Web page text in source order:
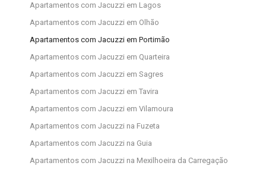
Apartamentos com Jacuzzi em Lagos
Apartamentos com Jacuzzi em Olhão
Apartamentos com Jacuzzi em Portimão
Apartamentos com Jacuzzi em Quarteira
Apartamentos com Jacuzzi em Sagres
Apartamentos com Jacuzzi em Tavira
Apartamentos com Jacuzzi em Vilamoura
Apartamentos com Jacuzzi na Fuzeta
Apartamentos com Jacuzzi na Guia
Apartamentos com Jacuzzi na Mexilhoeira da Carregação